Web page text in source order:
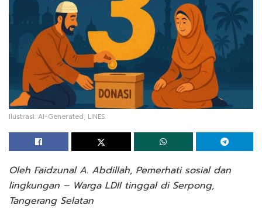
Ilustrasi: AI-Generated, LINES.
Oleh Faidzunal A. Abdillah, Pemerhati sosial dan
lingkungan – Warga LDII tinggal di Serpong,
Tangerang Selatan